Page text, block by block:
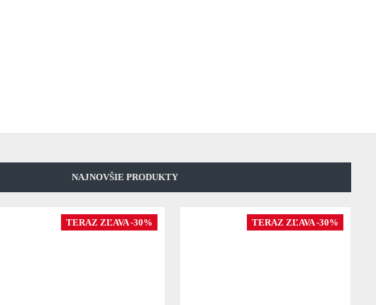
NAJNOVŠIE PRODUKTY
TERAZ ZĽAVA -30% TERAZ ZĽAVA -30%